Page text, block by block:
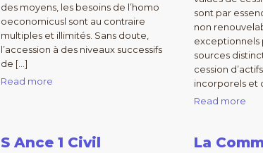
des moyens, les besoins de l’homo
oeconomicusl sont au contraire
multiples et illimités. Sans doute,
l’accession à des niveaux successifs
de […]
Read more
sont par
non
exceptionnels
sources
cession
incorporels et
Read more
S Ance 1 Civil
La